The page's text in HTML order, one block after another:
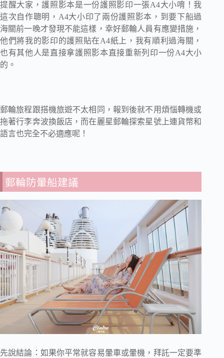
提醒大家，護照影本是一份護照影印一張A4大小唷！我
這次自作聰明，A4大小印了兩份護照影本，到要下船過
海關前一晚才發現不能這樣，幸好郵輪人員有應變措施，
他們將我的影印的護照貼在A4紙上，我有順利過海關，
也有其他人是直接拿護照影本直接重新列印一份A4大小
的。
郵輪旅程跟搭機旅遊不太相同，報到後就不用煩惱轉機或
拖著行李奔波換飯店，而在麗星郵輪探索星號上連貨幣和
語言也完全不必適應呢！
郵輪防暈船建議
先說結論：如果你平常就容易暈車或暈機，拜託一定要準